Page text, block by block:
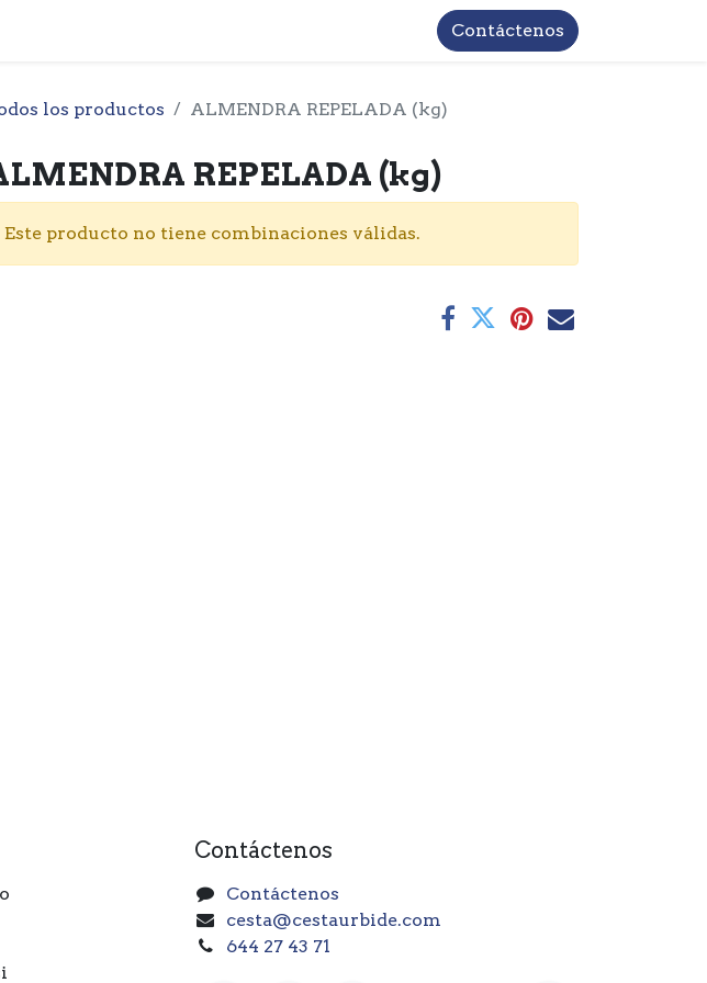
INFORMACIÓN BASICA LOPD
Contáctenos
los productos ALMENDRA REPELADA (kg)
REPELADA (kg)
Este producto no tiene combinaciones válidas.
Contáctenos
Contáctenos
cesta@cestaurbide.com
644 27 43 71